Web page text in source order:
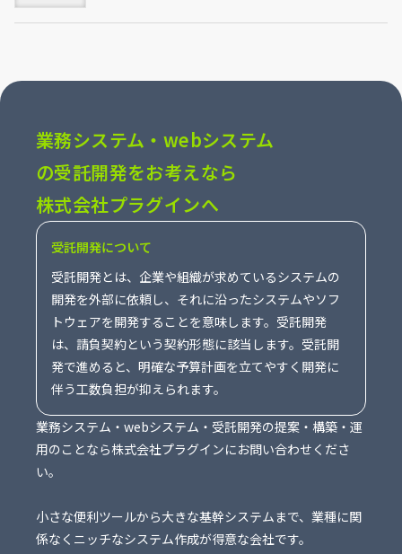
業務システム・webシステム
の受託開発をお考えなら
株式会社プラグインへ
受託開発について
受託開発とは、企業や組織が求めているシステムの
開発を外部に依頼し、それに沿ったシステムやソフ
トウェアを開発することを意味します。受託開発
は、請負契約という契約形態に該当します。受託開
発で進めると、明確な予算計画を立てやすく開発に
伴う工数負担が抑えられます。
業務システム・webシステム・受託開発の提案・構築・運
用のことなら株式会社プラグインにお問い合わせくださ
い。
小さな便利ツールから大きな基幹システムまで、業種に関
係なくニッチなシステム作成が得意な会社です。